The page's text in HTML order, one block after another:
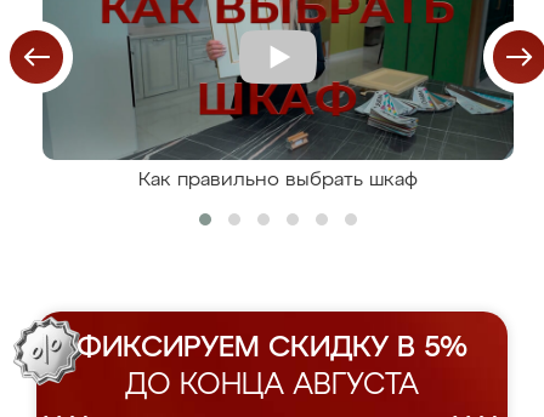
Как правильно выбрать шкаф
ФИКСИРУЕМ СКИДКУ В 5%
ДО КОНЦА АВГУСТА